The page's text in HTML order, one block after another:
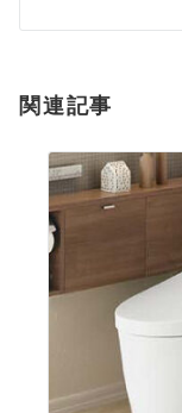
シ
ン
関連記事